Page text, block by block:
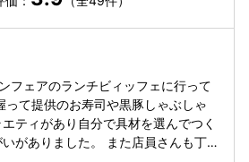
フェアのランチビィッフェに行って
って提供のお寿司や黒豚しゃぶしゃ
ティがあり自分で具材を選んでつく
がありました。 また店員さんも丁寧